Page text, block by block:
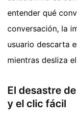
entender qué
conversación, la
usuario descarta
mientras desliza
El desastre
y el clic fácil